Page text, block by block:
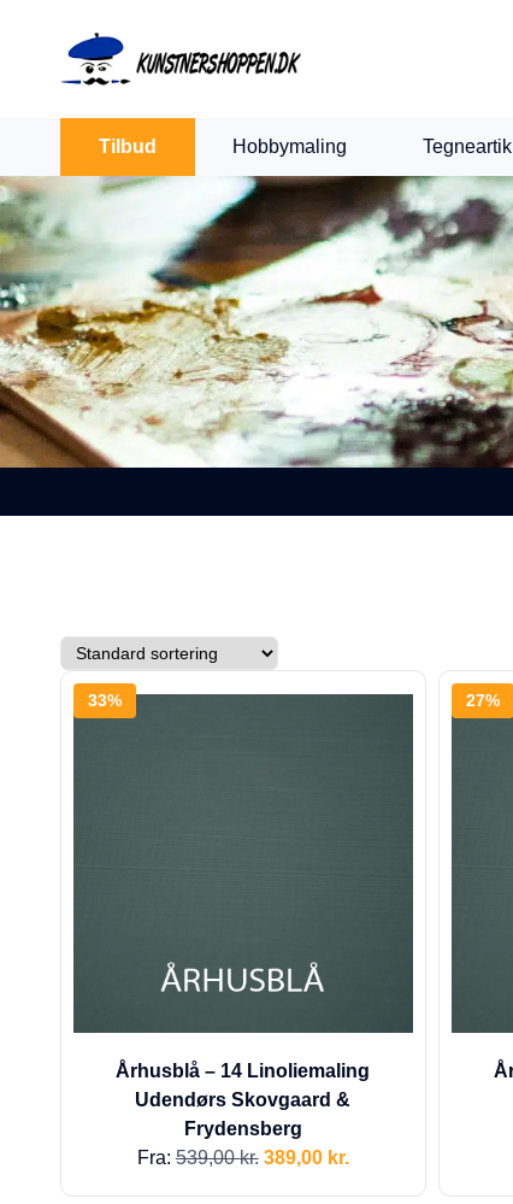
Tilbud Hobbymaling
Indkøbskurv
Din kurv er tom.
33%
Århusblå – 14 Linoliemaling
Udendørs Skovgaard &
Frydensberg
Fra:539,00kr. 389,00 kr.
27%